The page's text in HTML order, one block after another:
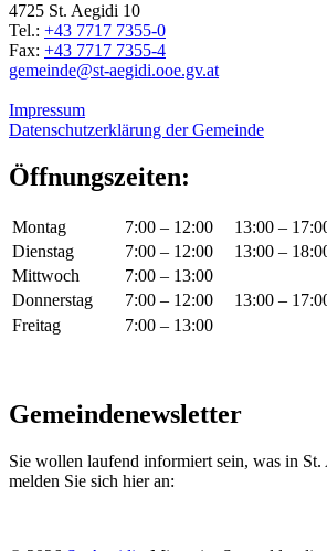
4725 St. Aegidi 10
Tel.: +43 7717 7355-0
Fax: +43 7717 7355-4
gemeinde@st-aegidi.ooe.gv.at
Impressum
Datenschutzerklärung der Gemeinde
Öffnungszeiten:
Montag 7:00 – 12:00
13:00 –
Dienstag
7:00 – 12:00
13:00 –
Mittwoch
7:00 – 13:00
Donnerstag
7:00 – 12:00
13:00 –
Freitag
7:00 – 13:00
Gemeindenewsletter
Sie wollen laufend informiert sein, was in St.
melden Sie sich hier an: